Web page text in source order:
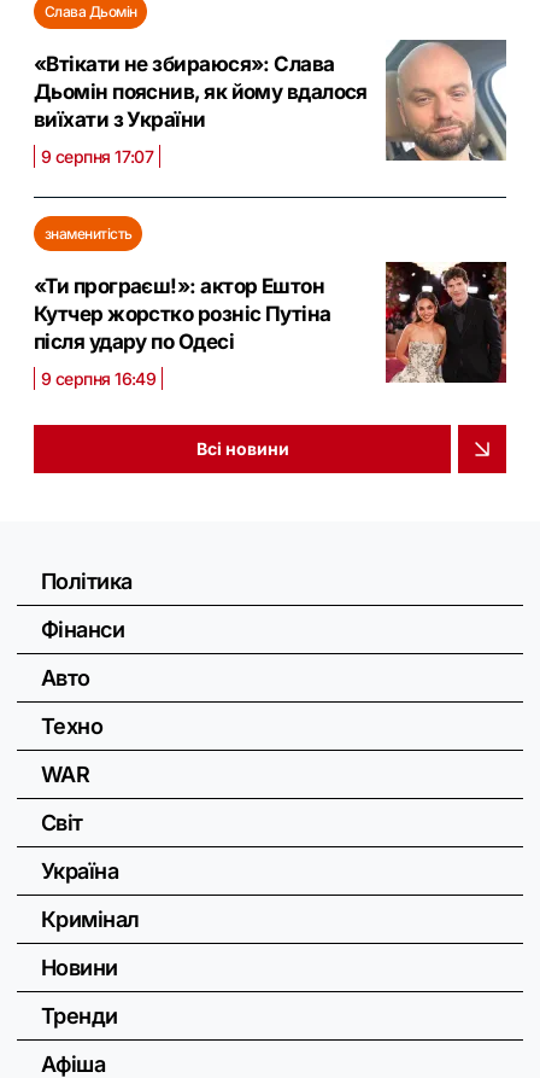
Слава Дьомін
«Втікати не збираюся»: Слава
Дьомін пояснив, як йому вдалося
виїхати з України
9 серпня 17:07
знаменитість
«Ти програєш!»: актор Ештон
Кутчер жорстко розніс Путіна
після удару по Одесі
9 серпня 16:49
Всі новини
Політика
Фінанси
Авто
Техно
WAR
Світ
Україна
Кримінал
Новини
Тренди
Афіша